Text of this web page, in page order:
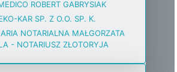
ROBERT GABRYSIAK
KAR SP. Z O.O. SP. K.
NOTARIALNA MAŁGORZATA
- NOTARIUSZ ZŁOTORYJA